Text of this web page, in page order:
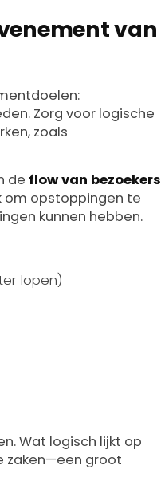
van
Zorg voor logische
zoals
de flow van bezoekers
om opstoppingen te
kunnen hebben.
lopen)
Wat logisch lijkt op
zaken—een groot